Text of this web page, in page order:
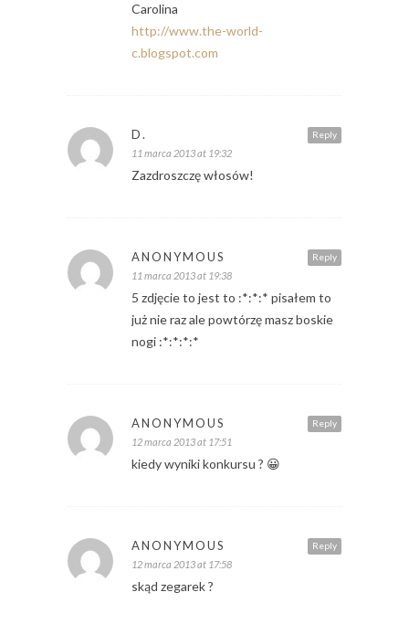
Carolina
http://www.the-world-
c.blogspot.com
Reply
D.
11 marca 2013 at 19:32
Zazdroszczę włosów!
Reply
ANONYMOUS
11 marca 2013 at 19:38
5 zdjęcie to jest to :*:*:* pisałem to
już nie raz ale powtórzę masz boskie
nogi :*:*:*:*
Reply
ANONYMOUS
12 marca 2013 at 17:51
kiedy wyniki konkursu ? 😀
Reply
ANONYMOUS
12 marca 2013 at 17:58
skąd zegarek ?